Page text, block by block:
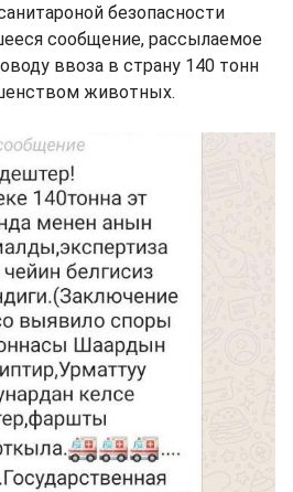
безопасности
сообщение, рассылаемое
ввоза в страну 140 тонн
животных.